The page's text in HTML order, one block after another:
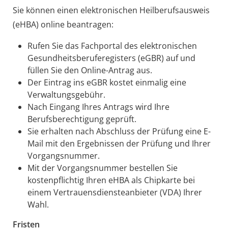
Sie können einen elektronischen Heilberufsausweis
(eHBA) online beantragen:
Rufen Sie das Fachportal des elektronischen
Gesundheitsberuferegisters (eGBR) auf und
füllen Sie den Online-Antrag aus.
Der Eintrag ins eGBR kostet einmalig eine
Verwaltungsgebühr.
Nach Eingang Ihres Antrags wird Ihre
Berufsberechtigung geprüft.
Sie erhalten nach Abschluss der Prüfung eine E-
Mail mit den Ergebnissen der Prüfung und Ihrer
Vorgangsnummer.
Mit der Vorgangsnummer bestellen Sie
kostenpflichtig Ihren eHBA als Chipkarte bei
einem Vertrauensdiensteanbieter (VDA) Ihrer
Wahl.
Fristen